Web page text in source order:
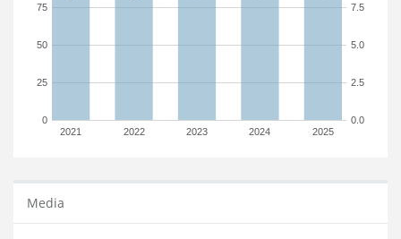
2021 2022 2023 2024 2025
0
25
50
75
0.0
2.5
5.0
7.5
Media